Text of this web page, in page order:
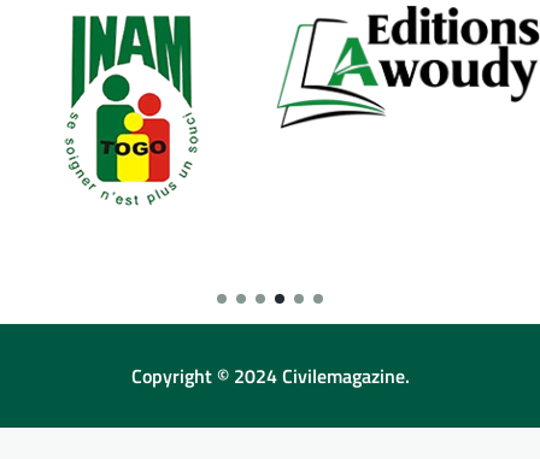
Copyright © 2024 Civilemagazine.